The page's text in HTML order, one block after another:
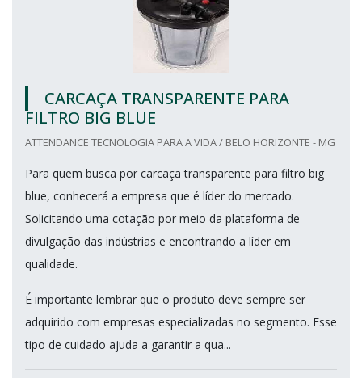
CARCAÇA TRANSPARENTE PARA
FILTRO BIG BLUE
ATTENDANCE TECNOLOGIA PARA A VIDA / BELO HORIZONTE - MG
Para quem busca por carcaça transparente para filtro big
blue, conhecerá a empresa que é líder do mercado.
Solicitando uma cotação por meio da plataforma de
divulgação das indústrias e encontrando a líder em
qualidade.
É importante lembrar que o produto deve sempre ser
adquirido com empresas especializadas no segmento. Esse
tipo de cuidado ajuda a garantir a qua...